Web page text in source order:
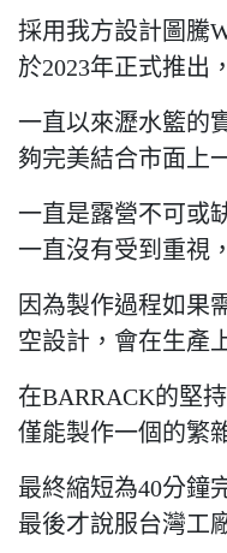
採用我方設計圖騰
於2023年正式推出，
一直以來瀝水籃的
夠完美結合市面上
一直是露營不可或
一直沒有受到重視，
因為製作過程如果
空設計，會在生產
在BARRACK的堅
僅能製作一個的繁
最終縮短為40分鐘
最後才說服台灣工